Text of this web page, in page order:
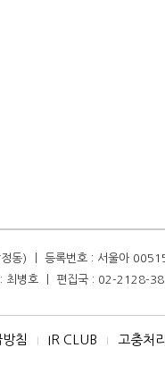
동) ㅣ 등록번호 : 서울아
: 최병호 ㅣ 편집국 : 02-
침 I IR CLUB I 고충처